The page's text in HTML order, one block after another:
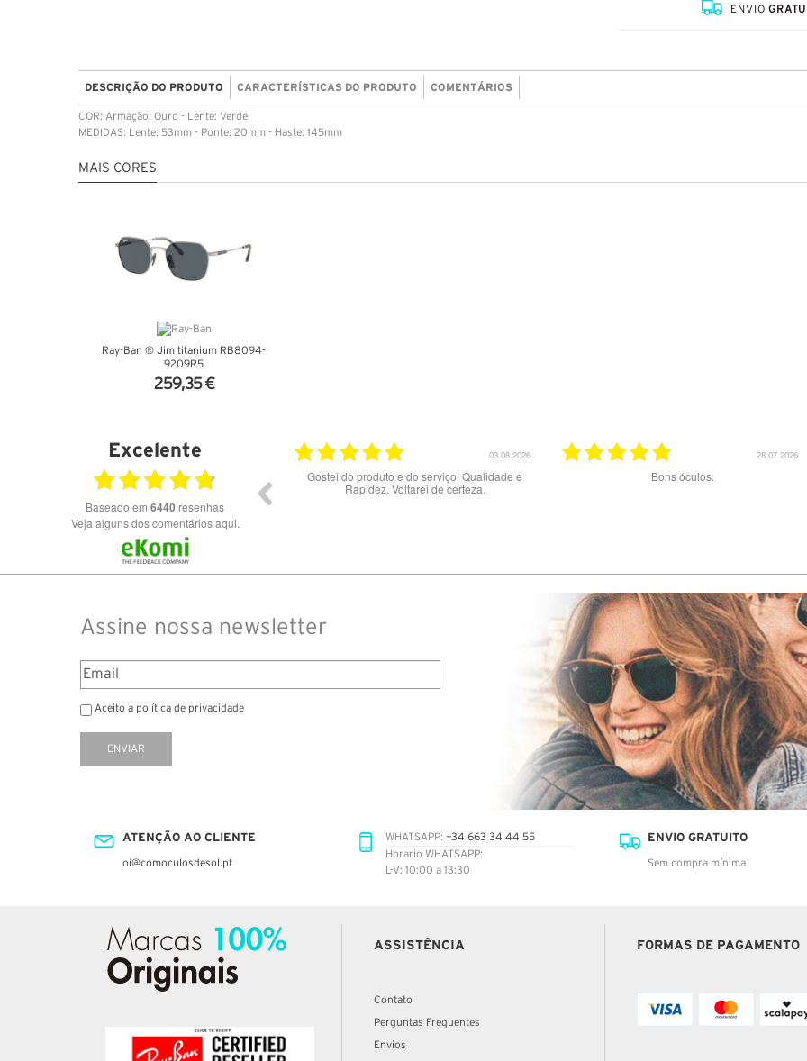
ENVIO
DESCRIÇÃO DO PRODUTO CARACTERÍSTICAS DO PRODUTO COMENTÁRIOS
COR: Armação: Ouro - Lente: Verde
MEDIDAS: Lente: 53mm - Ponte: 20mm - Haste: 145mm
MAIS CORES
Ray-Ban ® Jim titanium RB8094-
9209R5
259,35 €
Excelente
Baseado em 6440 resenhas
Veja alguns dos comentários aqui.
Bons óculos.
23.07.2026
Óculos de excelente qualidade aos melhores
preços
20.07.2026
Excelente serviço.
Assine nossa newsletter
Aceito a política de privacidade
ENVIAR
ATENÇÃO AO CLIENTE
oi@comoculosdesol.pt
WHATSAPP: +34 663 34 44 55
Horario WHATSAPP:
L-V: 10:00 a 13:30
ENVIO GRATUITO
Sem compra mínima
ASSISTÊNCIA
Contato
Perguntas Frequentes
Envios
FORMAS DE PAGAMENTO